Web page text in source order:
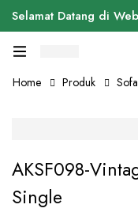
Selamat Datang di
Home Produk Sofa
AKSF098-
Single